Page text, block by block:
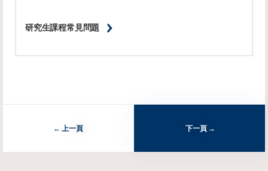
研究生課程常見問題
上一頁 下一頁